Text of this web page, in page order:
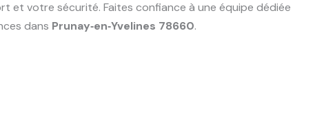
et votre sécurité. Faites confiance à une équipe dédiée
dans Prunay‑en‑Yvelines 78660.